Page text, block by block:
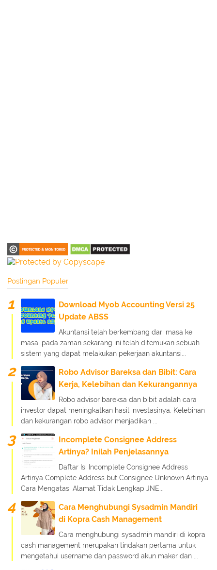
Postingan Populer
Download Myob Accounting Versi 25
Update ABSS
Akuntansi telah berkembang dari masa ke
masa, pada zaman sekarang ini telah ditemukan sebuah
sistem yang dapat melakukan pekerjaan akuntansi...
Robo Advisor Bareksa dan Bibit: Cara
Kerja, Kelebihan dan Kekurangannya
Robo advisor bareksa dan bibit adalah cara
investor dapat meningkatkan hasil investasinya. Kelebihan
dan kekurangan robo advisor menjadikan ...
Incomplete Consignee Address
Artinya? Inilah Penjelasannya
Daftar Isi Incomplete Consignee Address
Artinya Complete Address but Consignee Unknown Artinya
Cara Mengatasi Alamat Tidak Lengkap JNE...
Cara Menghubungi Sysadmin Mandiri
di Kopra Cash Management
Cara menghubungi sysadmin mandiri di kopra
cash management merupakan tindakan pertama untuk
mengetahui username dan password akun maker dan ...